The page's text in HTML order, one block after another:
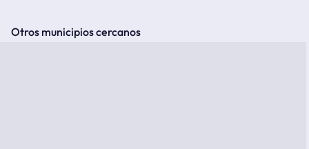
Otros municipios cercanos